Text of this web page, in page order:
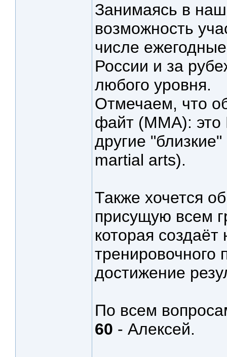
Занимаясь в
возможность
числе
России и за
любого уровня.
Отмечаем, что
файт (ММА): это
другие
martial arts).
Также хочется
присущую всем
которая
тренировочного
достижение
По всем
60 - Алексей.